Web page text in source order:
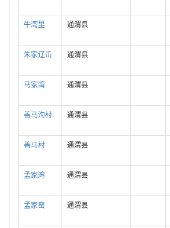
牛湾里 通渭县
朱家辽屲 通渭县
马家湾 通渭县
善马沟村 通渭县
善马村 通渭县
孟家湾 通渭县
孟家窑 通渭县